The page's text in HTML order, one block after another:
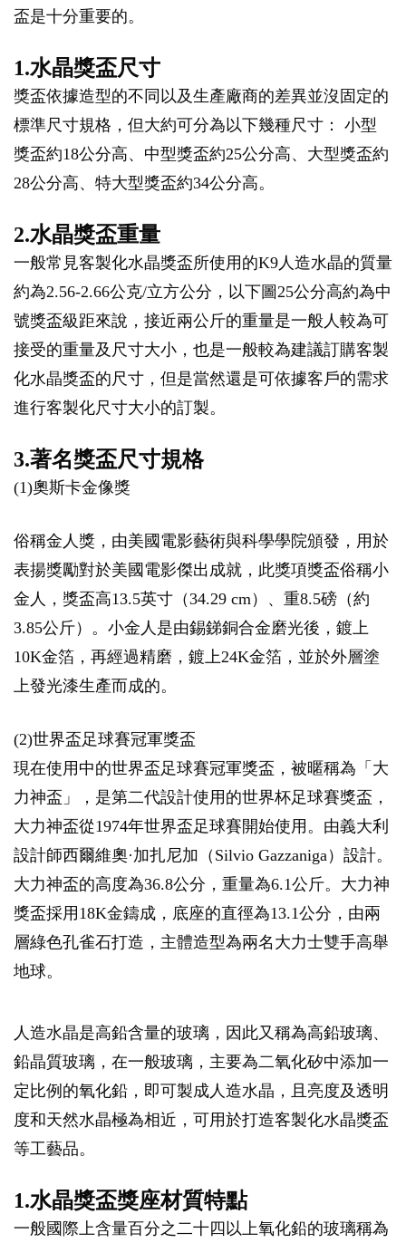
盃是十分重要的。
1.水晶獎盃尺寸
獎盃依據造型的不同以及生產廠商的差異並沒固定的
標準尺寸規格，但大約可分為以下幾種尺寸： 小型
獎盃約18公分高、中型獎盃約25公分高、大型獎盃約
28公分高、特大型獎盃約34公分高。
2.水晶獎盃重量
一般常見客製化水晶獎盃所使用的K9人造水晶的質量
約為2.56-2.66公克/立方公分，以下圖25公分高約為中
號獎盃級距來說，接近兩公斤的重量是一般人較為可
接受的重量及尺寸大小，也是一般較為建議訂購客製
化水晶獎盃的尺寸，但是當然還是可依據客戶的需求
進行客製化尺寸大小的訂製。
3.著名獎盃尺寸規格
(1)奧斯卡金像獎
俗稱金人獎，由美國電影藝術與科學學院頒發，用於
表揚獎勵對於美國電影傑出成就，此獎項獎盃俗稱小
金人，獎盃高13.5英寸（34.29 cm）、重8.5磅（約
3.85公斤）。小金人是由錫銻銅合金磨光後，鍍上
10K金箔，再經過精磨，鍍上24K金箔，並於外層塗
上發光漆生產而成的。
(2)世界盃足球賽冠軍獎盃
現在使用中的世界盃足球賽冠軍獎盃，被暱稱為「大
力神盃」，是第二代設計使用的世界杯足球賽獎盃，
大力神盃從1974年世界盃足球賽開始使用。由義大利
設計師西爾維奧·加扎尼加（Silvio Gazzaniga）設計。
大力神盃的高度為36.8公分，重量為6.1公斤。大力神
獎盃採用18K金鑄成，底座的直徑為13.1公分，由兩
層綠色孔雀石打造，主體造型為兩名大力士雙手高舉
地球。
人造水晶是高鉛含量的玻璃，因此又稱為高鉛玻璃、
鉛晶質玻璃，在一般玻璃，主要為二氧化矽中添加一
定比例的氧化鉛，即可製成人造水晶，且亮度及透明
度和天然水晶極為相近，可用於打造客製化水晶獎盃
等工藝品。
1.水晶獎盃獎座材質特點
一般國際上含量百分之二十四以上氧化鉛的玻璃稱為